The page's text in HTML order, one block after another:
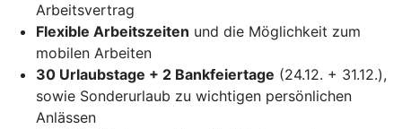
Arbeitsvertrag
Flexible Arbeitszeiten und die Möglichkeit zum
mobilen Arbeiten
30 Urlaubstage + 2 Bankfeiertage (24.12. + 31.12.),
sowie Sonderurlaub zu wichtigen persönlichen
Anlässen